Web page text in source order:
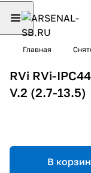
Главная
RVi RVi-
V.2 (2.7-13.5)
В